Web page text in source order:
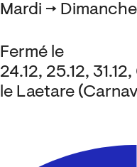
Mardi →
Fermé le
24.12, 25.12,
le Laetare